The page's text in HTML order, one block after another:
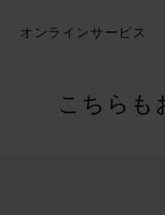
オンラインサービス
こちらも